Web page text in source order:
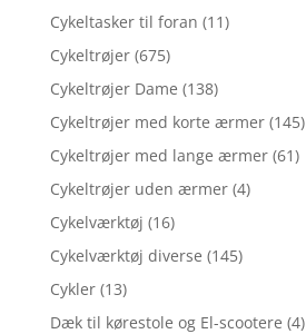
Cykeltasker til foran (11)
Cykeltrøjer (675)
Cykeltrøjer Dame (138)
Cykeltrøjer med korte ærmer (145)
Cykeltrøjer med lange ærmer (61)
Cykeltrøjer uden ærmer (4)
Cykelværktøj (16)
Cykelværktøj diverse (145)
Cykler (13)
Dæk til kørestole og El-scootere (4)